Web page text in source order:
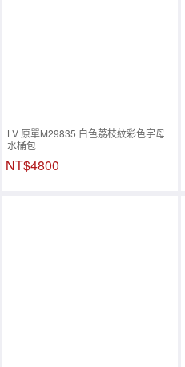
LV 原單M29835 白色荔枝紋彩色字母
水桶包
NT$4800